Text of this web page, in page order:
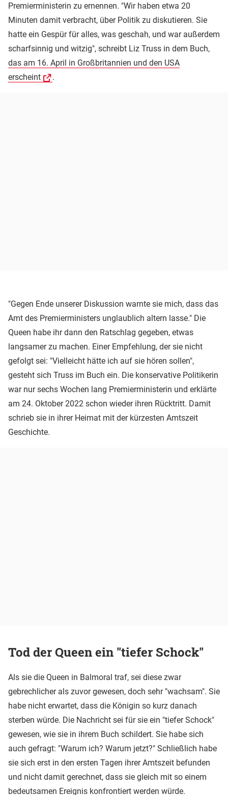
Premierministerin zu ernennen. "Wir haben etwa 20
Minuten damit verbracht, über Politik zu diskutieren. Sie
hatte ein Gespür für alles, was geschah, und war außerdem
scharfsinnig und witzig", schreibt Liz Truss in dem Buch,
das am 16. April in Großbritannien und den USA
erscheint
.
"Gegen Ende unserer Diskussion warnte sie mich, dass das
Amt des Premierministers unglaublich altern lasse." Die
Queen habe ihr dann den Ratschlag gegeben, etwas
langsamer zu machen. Einer Empfehlung, der sie nicht
gefolgt sei: "Vielleicht hätte ich auf sie hören sollen",
gesteht sich Truss im Buch ein. Die konservative Politikerin
war nur sechs Wochen lang Premierministerin und erklärte
am 24. Oktober 2022 schon wieder ihren Rücktritt. Damit
schrieb sie in ihrer Heimat mit der kürzesten Amtszeit
Geschichte.
Tod der Queen ein "tiefer Schock"
Als sie die Queen in Balmoral traf, sei diese zwar
gebrechlicher als zuvor gewesen, doch sehr "wachsam". Sie
habe nicht erwartet, dass die Königin so kurz danach
sterben würde. Die Nachricht sei für sie ein "tiefer Schock"
gewesen, wie sie in ihrem Buch schildert. Sie habe sich
auch gefragt: "Warum ich? Warum jetzt?" Schließlich habe
sie sich erst in den ersten Tagen ihrer Amtszeit befunden
und nicht damit gerechnet, dass sie gleich mit so einem
bedeutsamen Ereignis konfrontiert werden würde.